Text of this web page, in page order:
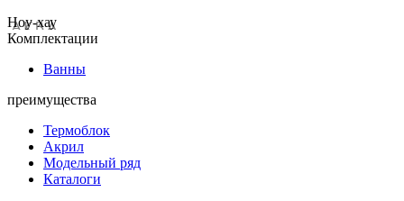
Hoy-хау
Комплектации
Ванны
преимущества
Термоблок
Акрил
Модельный ряд
Каталоги